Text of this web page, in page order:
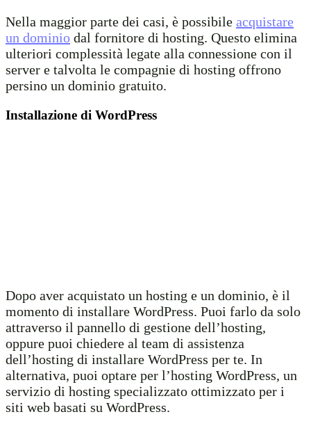
Nella maggior parte dei casi, è possibile acquistare
un dominio dal fornitore di hosting. Questo elimina
ulteriori complessità legate alla connessione con il
server e talvolta le compagnie di hosting offrono
persino un dominio gratuito.
Installazione di WordPress
Dopo aver acquistato un hosting e un dominio, è il
momento di installare WordPress. Puoi farlo da solo
attraverso il pannello di gestione dell’hosting,
oppure puoi chiedere al team di assistenza
dell’hosting di installare WordPress per te. In
alternativa, puoi optare per l’hosting WordPress, un
servizio di hosting specializzato ottimizzato per i
siti web basati su WordPress.